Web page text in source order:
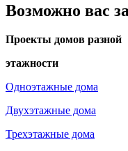
Возможно вас
Проекты домов разной
этажности
Одноэтажные дома
Двухэтажные дома
Трехэтажные дома